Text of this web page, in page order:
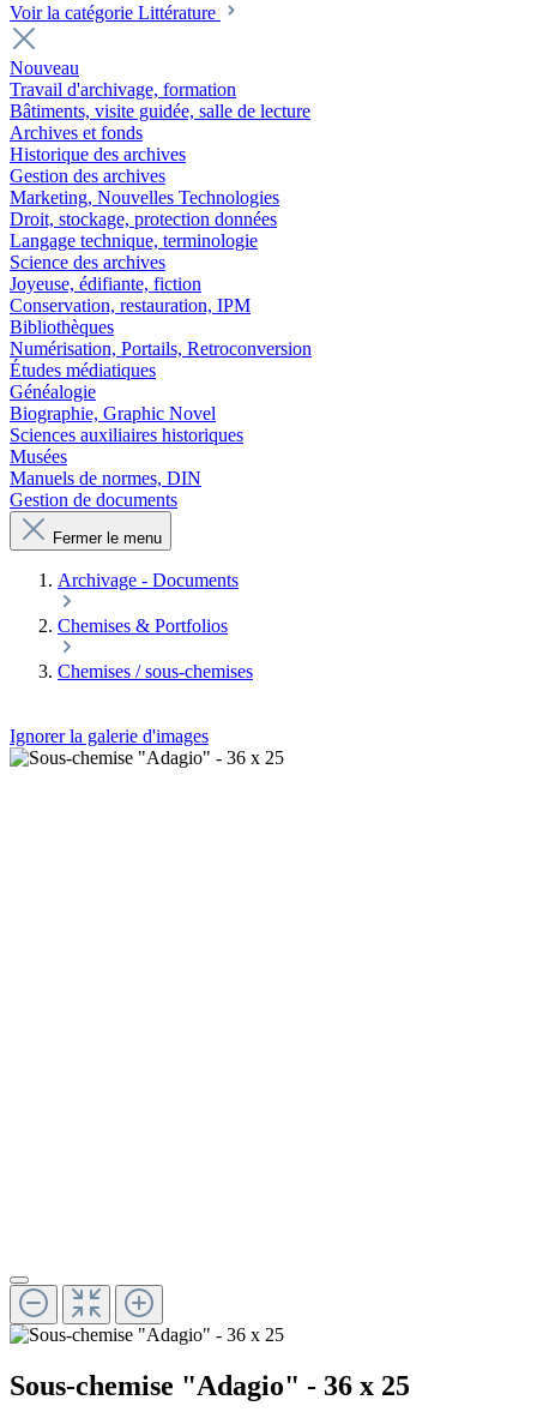
Voir la catégorie Littérature
Nouveau
Travail d'archivage, formation
Bâtiments, visite guidée, salle de lecture
Archives et fonds
Historique des archives
Gestion des archives
Marketing, Nouvelles Technologies
Droit, stockage, protection données
Langage technique, terminologie
Science des archives
Joyeuse, édifiante, fiction
Conservation, restauration, IPM
Bibliothèques
Numérisation, Portails, Retroconversion
Études médiatiques
Généalogie
Biographie, Graphic Novel
Sciences auxiliaires historiques
Musées
Manuels de normes, DIN
Gestion de documents
Fermer le menu
Archivage - Documents
Chemises & Portfolios
Chemises / sous-chemises
Ignorer la galerie d'images
Sous-chemise "Adagio" - 36 x 25